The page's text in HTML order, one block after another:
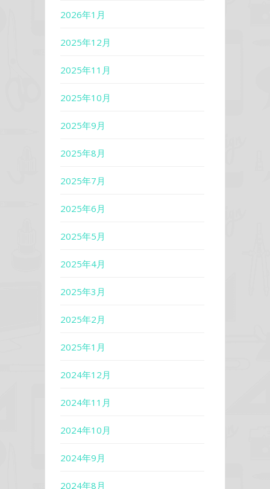
2026年1月
2025年12月
2025年11月
2025年10月
2025年9月
2025年8月
2025年7月
2025年6月
2025年5月
2025年4月
2025年3月
2025年2月
2025年1月
2024年12月
2024年11月
2024年10月
2024年9月
2024年8月